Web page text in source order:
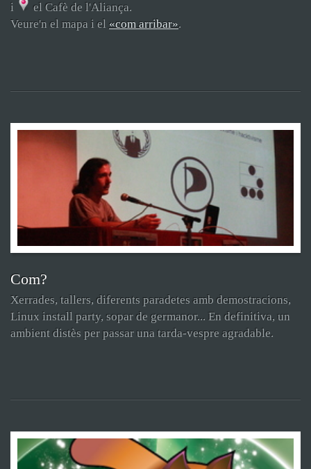
i
el Cafè de l'Aliança.
Veure'n el mapa i el «com arribar».
Com?
Xerrades, tallers, diferents paradetes amb demostracions,
Linux install party, sopar de germanor... En definitiva, un
ambient distès per passar una tarda-vespre agradable.